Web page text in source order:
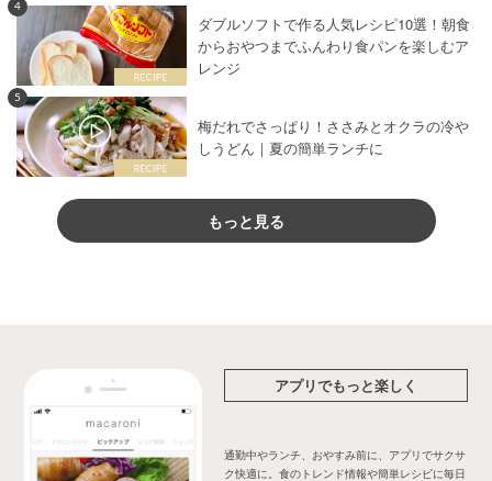
4
ダブルソフトで作る人気レシピ10選！朝食
からおやつまでふんわり食パンを楽しむア
レンジ
5
梅だれでさっぱり！ささみとオクラの冷や
しうどん｜夏の簡単ランチに
もっと見る
アプリでもっと楽しく
通勤中やランチ、おやすみ前に、アプリでサクサ
ク快適に。食のトレンド情報や簡単レシピに毎日